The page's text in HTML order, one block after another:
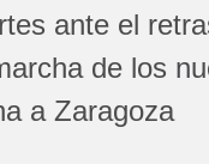
ante el
de los
a Zaragoza